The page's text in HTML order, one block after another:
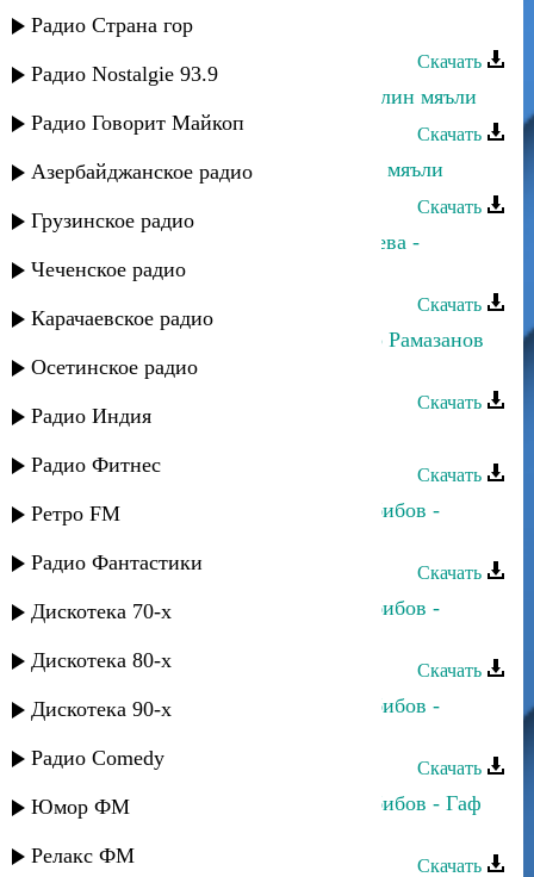
Радио Страна гор
Радио Nostalgie 93.9
Радио Говорит Майкоп
Азербайджанское радио
Грузинское радио
Чеченское радио
Карачаевское радио
Осетинское радио
Радио Индия
Радио Фитнес
Ретро FM
Радио Фантастики
Дискотека 70-х
Дискотека 80-х
Дискотека 90-х
Радио Comedy
Юмор ФМ
Релакс ФМ
Зарифа Гасанова - Кучал мапан
Скачать
Зарифа Гасанова - Бюльбюль жаквлин мяъли
Скачать
Зарифа Гасанова - Бицудариз вуйи мяъли
Скачать
Динара Гасанова и Шамсият Прачева -
Цийи_йис
Скачать
Динара Гасанова и Магомед-Закир Рамазанов
- Бахтлу апин
Скачать
Скачать
Динара Гасанова и Джамбулат Хабибов -
Скачать
Динара Гасанова и Джамбулат Хабибов -
Скачать
Динара Гасанова и Джамбулат Хабибов -
Скачать
Динара Гасанова и Джамбулат Хабибов - Гаф
Скачать